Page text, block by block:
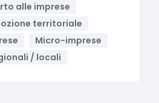
alle imprese
territoriale
Micro-imprese
/ locali